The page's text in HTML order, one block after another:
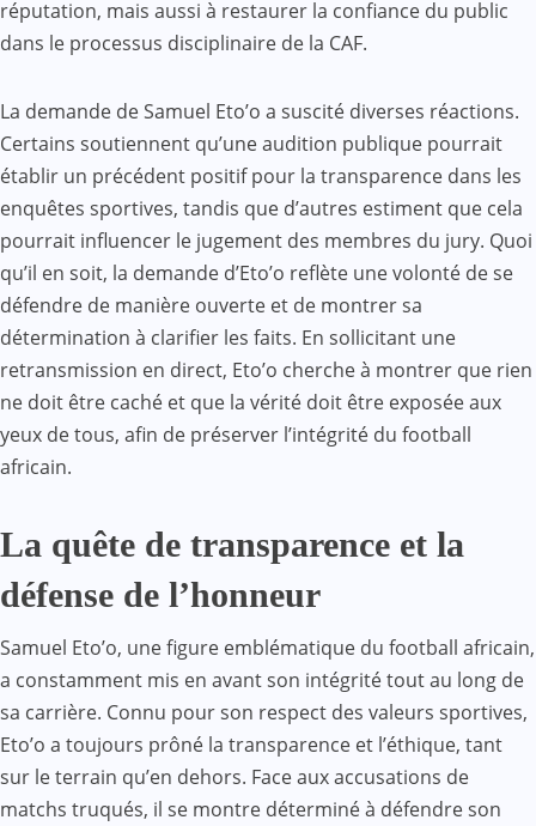
réputation, mais aussi à restaurer la confiance du public
dans le processus disciplinaire de la CAF.
La demande de Samuel Eto’o a suscité diverses réactions.
Certains soutiennent qu’une audition publique pourrait
établir un précédent positif pour la transparence dans les
enquêtes sportives, tandis que d’autres estiment que cela
pourrait influencer le jugement des membres du jury. Quoi
qu’il en soit, la demande d’Eto’o reflète une volonté de se
défendre de manière ouverte et de montrer sa
détermination à clarifier les faits. En sollicitant une
retransmission en direct, Eto’o cherche à montrer que rien
ne doit être caché et que la vérité doit être exposée aux
yeux de tous, afin de préserver l’intégrité du football
africain.
La quête de transparence et la
défense de l’honneur
Samuel Eto’o, une figure emblématique du football africain,
a constamment mis en avant son intégrité tout au long de
sa carrière. Connu pour son respect des valeurs sportives,
Eto’o a toujours prôné la transparence et l’éthique, tant
sur le terrain qu’en dehors. Face aux accusations de
matchs truqués, il se montre déterminé à défendre son